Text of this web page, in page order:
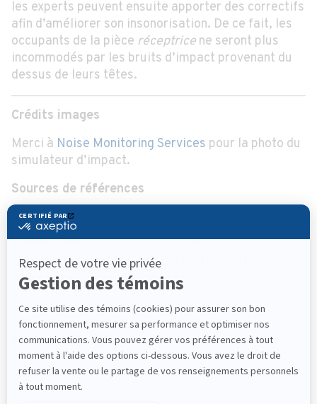
les experts peuvent ensuite apporter des correctifs
afin d’améliorer son insonorisation. De ce fait, les
occupants de la pièce réceptrice ne seront plus
incommodés par les bruits d’impact provenant du
dessus de leurs têtes.
Crédits images
Merci à Noise Monitoring Services pour la photo du
simulateur d’impact.
Sources de références
www.acousti-tech.com/faq
www.alfwarnock.info/sound/ratings.html
www.ocn.org.au/guide/253-testing-walls-and-
floors-sound-transmission
Partager